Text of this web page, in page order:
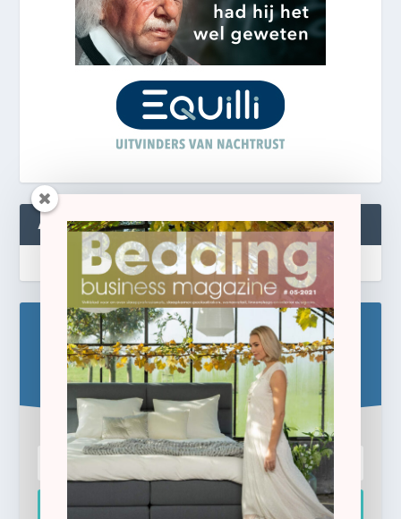
ABONNEREN
Blijf op de hoogte!
Schrijf u hier in voor de gratis e-newsletter.
Inschrijven